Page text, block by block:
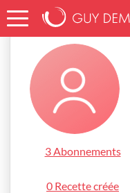
Accueil evelyner_ba99
3 Abonnements
0 Recette créée